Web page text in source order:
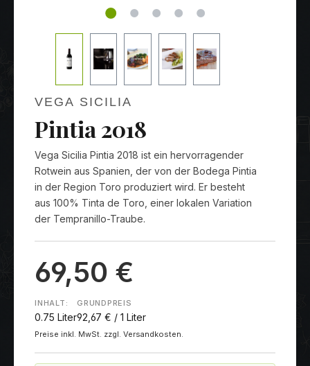
VEGA SICILIA
Pintia 2018
Vega Sicilia Pintia 2018 ist ein hervorragender
Rotwein aus Spanien, der von der Bodega Pintia
in der Region Toro produziert wird. Er besteht
aus 100% Tinta de Toro, einer lokalen Variation
der Tempranillo-Traube.
69,50 €
INHALT:
0.75 Liter
GRUNDPREIS
92,67 € / 1 Liter
Preise inkl. MwSt. zzgl. Versandkosten.